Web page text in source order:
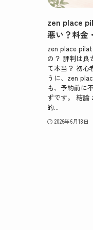
zen place
悪い？料金
zen place
の？ 評判は良
て本当？ 初心
うに、zen
も、予約前に
ずです。 結論
的...
2026年6月18日